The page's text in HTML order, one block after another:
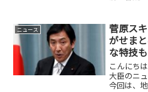
一連の流
プロフィ
す。
ニュース
菅原ス
がせま
な特技も
こんにち
大臣のニ
今回は、